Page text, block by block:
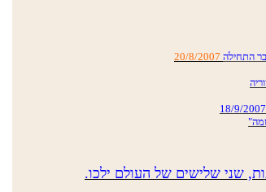
שני שלישים של העולם ילכו.